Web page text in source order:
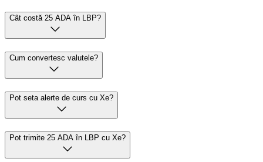
Cât costă 25 ADA în LBP?
Cum convertesc valutele?
Pot seta alerte de curs cu Xe?
Pot trimite 25 ADA în LBP cu Xe?